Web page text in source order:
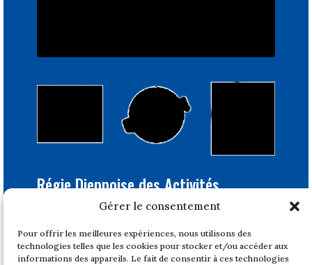
Gérer le consentement
Pour offrir les meilleures expériences, nous utilisons des
technologies telles que les cookies pour stocker et/ou accéder aux
informations des appareils. Le fait de consentir à ces technologies
Régie Dieppoise des Activités
Portuaires
1, quai du Tonkin
76200 DIEPPE